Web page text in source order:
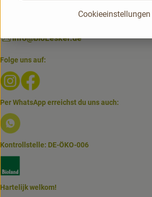
info@bioLesker.de
Folge uns auf:
Externer Link zu https://
Per WhatsApp erreichst du uns auch:
Externer Link zu https://
Kontrollstelle: DE-ÖKO-006
Hartelijk welkom!
Cookieeinstellungen